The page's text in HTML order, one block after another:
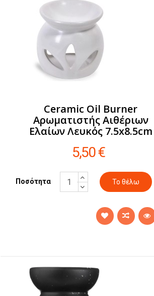
Ceramic Oil Burner
Αρωματιστής Αιθέριων
Ελαίων Λευκός 7.5x8.5cm
5,50 €
Ποσότητα